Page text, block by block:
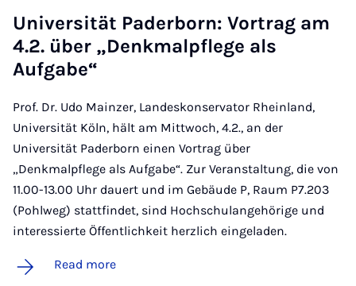
Uni­versität Pader­born: Vor­trag am
4.2. über „Den­k­malp­flege als
Aufgabe“
Prof. Dr. Udo Mainzer, Landeskonservator Rheinland,
Universität Köln, hält am Mittwoch, 4.2., an der
Universität Paderborn einen Vortrag über
„Denkmalpflege als Aufgabe“. Zur Veranstaltung, die von
11.00-13.00 Uhr dauert und im Gebäude P, Raum P7.203
(Pohlweg) stattfindet, sind Hochschulangehörige und
interessierte Öffentlichkeit herzlich eingeladen.
Read more